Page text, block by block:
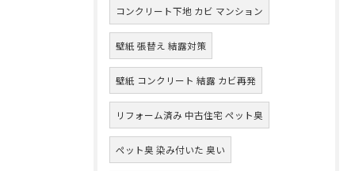
コンクリート下地 カビ マンション
壁紙 張替え 結露対策
壁紙 コンクリート 結露 カビ再発
リフォーム済み 中古住宅 ペット臭
ペット臭 染み付いた 臭い